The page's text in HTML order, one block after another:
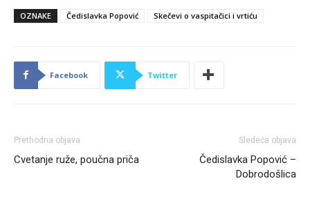
OZNAKE Čedislavka Popović Skečevi o vaspitačici i vrtiću
Facebook Twitter
Prethodna objava
Cvetanje ruže, poučna priča
Sledeća objava
Čedislavka Popović –
Dobrodošlica